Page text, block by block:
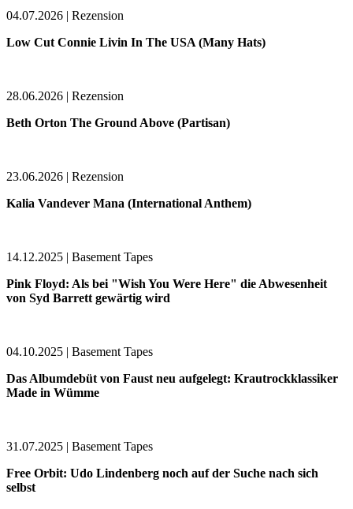
04.07.2026 | Rezension
Low Cut Connie Livin In The USA (Many Hats)
28.06.2026 | Rezension
Beth Orton The Ground Above (Partisan)
23.06.2026 | Rezension
Kalia Vandever Mana (International Anthem)
14.12.2025 | Basement Tapes
Pink Floyd: Als bei "Wish You Were Here" die Abwesenheit
von Syd Barrett gewärtig wird
04.10.2025 | Basement Tapes
Das Albumdebüt von Faust neu aufgelegt: Krautrockklassiker
Made in Wümme
31.07.2025 | Basement Tapes
Free Orbit: Udo Lindenberg noch auf der Suche nach sich
selbst